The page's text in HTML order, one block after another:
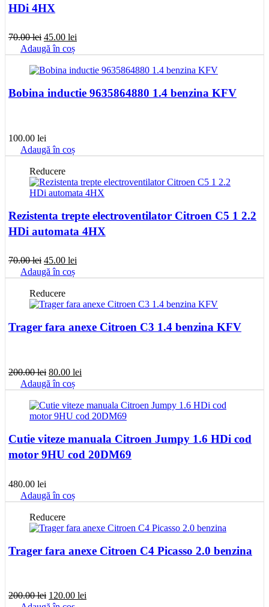
HDi 4HX
70.00lei Prețul
inițial
a
fost:
45.00 lei
este:
45.00 lei.
Adaugă în coș
Bobina inductie 9635864880 1.4 benzina KFV
100.00 lei
Adaugă în coș
Reducere
Rezistenta trepte electroventilator Citroen C5 1 2.2
HDi automata 4HX
70.00lei Prețul
inițial
a
fost:
70.00 lei.
45.00 lei
este:
Adaugă în coș
Reducere
Trager fara anexe Citroen C3 1.4 benzina KFV
200.00lei Prețul
inițial
a
fost:
200.00 lei.
80.00 lei
este:
80.00 lei.
Adaugă în coș
Cutie viteze manuala Citroen Jumpy 1.6 HDi cod
motor 9HU cod 20DM69
480.00 lei
Adaugă în coș
Reducere
Trager fara anexe Citroen C4 Picasso 2.0 benzina
200.00lei Prețul
120.00 lei